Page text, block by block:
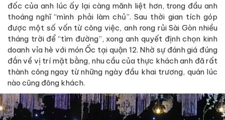
đốc của anh lúc ấy lại càng mãnh liệt hơn, trong đầu anh
thoáng nghĩ “mình phải làm chủ”. Sau thời gian tích góp
được một số vốn từ công việc, anh rong rủi Sài Gòn nhiều
tháng trời để “tìm đường”, xong anh quyết định chọn kinh
doanh vỉa hè với món Ốc tại quận 12. Nhờ sự đánh giá đúng
đắn về vị trí mặt bằng, nhu cầu của thực khách anh đã rất
thành công ngay từ những ngày đầu khai trương, quán lúc
nào cũng đông khách.